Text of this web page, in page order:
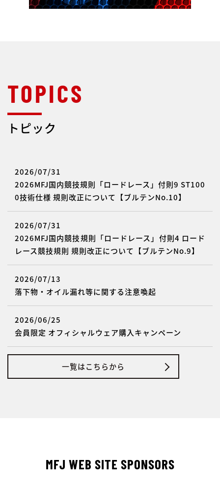
トピック
2026/07/31
2026MFJ国内競技規則「ロードレース」付則9 ST100
0技術仕様 規則改正について【ブルテンNo.10】
2026/07/31
2026MFJ国内競技規則「ロードレース」付則4 ロード
レース競技規則 規則改正について【ブルテンNo.9】
2026/07/13
落下物・オイル漏れ等に関する注意喚起
2026/06/25
会員限定 オフィシャルウェア購入キャンペーン
一覧はこちらから
MFJ WEB SITE SPONSORS